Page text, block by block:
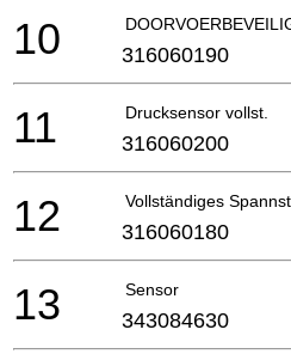
10 316060190
Drucksensor vollst.
11 316060200
Vollständiges
12 316060180
Sensor
13 343084630